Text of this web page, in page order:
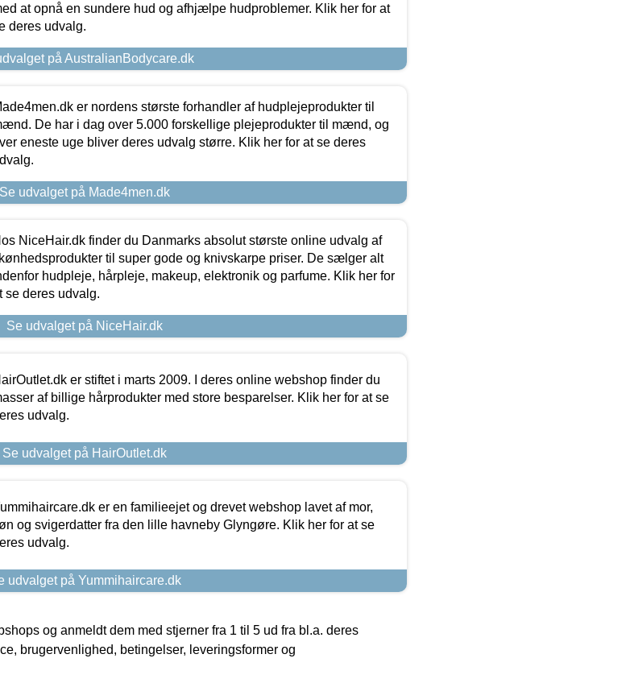
at opnå en sundere hud og afhjælpe hudproblemer. Klik her for at
deres udvalg.
på AustralianBodycare.dk
er nordens største forhandler af hudplejeprodukter til
De har i dag over 5.000 forskellige plejeprodukter til mænd, og
eneste uge bliver deres udvalg større. Klik her for at se deres
Se udvalget på Made4men.dk
NiceHair.dk finder du Danmarks absolut største online udvalg af
til super gode og knivskarpe priser. De sælger alt
hudpleje, hårpleje, makeup, elektronik og parfume. Klik her for
se deres udvalg.
Se udvalget på NiceHair.dk
er stiftet i marts 2009. I deres online webshop finder du
af billige hårprodukter med store besparelser. Klik her for at se
udvalg.
Se udvalget på HairOutlet.dk
er en familieejet og drevet webshop lavet af mor,
og svigerdatter fra den lille havneby Glyngøre. Klik her for at se
udvalg.
udvalget på Yummihaircare.dk
og anmeldt dem med stjerner fra 1 til 5 ud fra bl.a. deres
brugervenlighed, betingelser, leveringsformer og